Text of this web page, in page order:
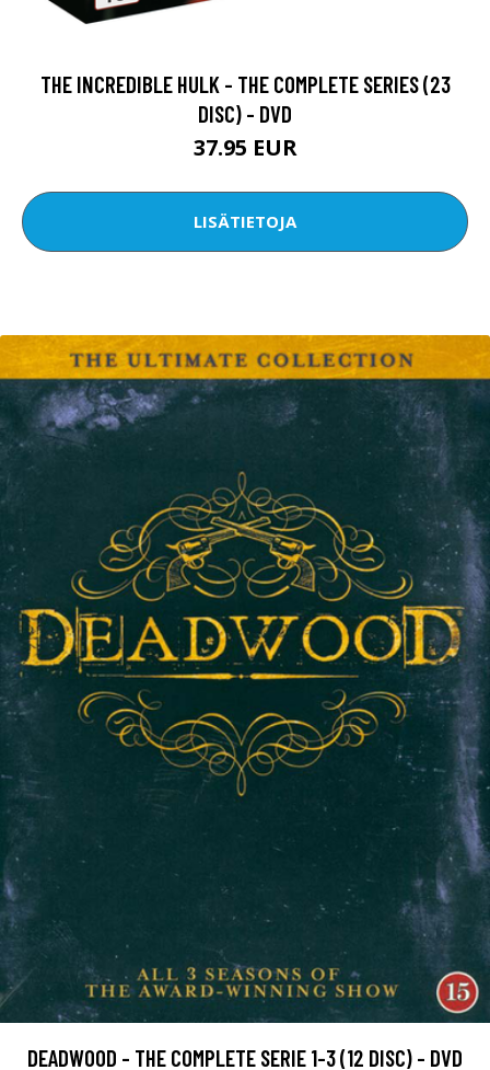
THE INCREDIBLE HULK - THE COMPLETE SERIES (23
DISC) - DVD
37.95 EUR
LISÄTIETOJA
DEADWOOD - THE COMPLETE SERIE 1-3 (12 DISC) - DVD